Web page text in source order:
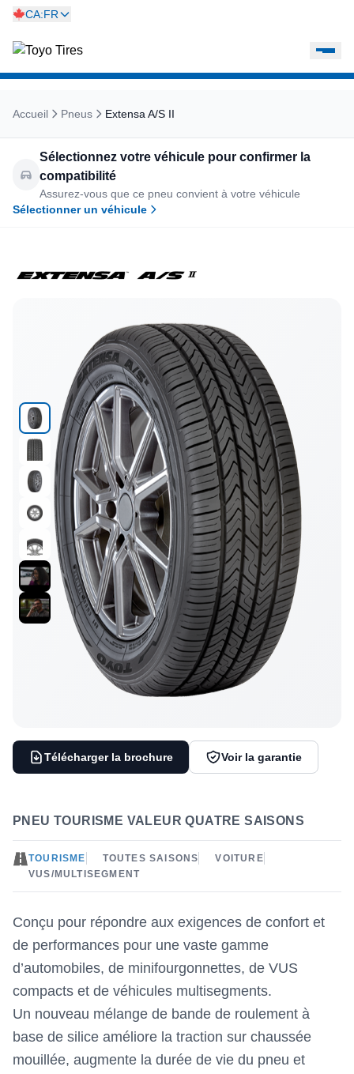
CA:FR
Accueil Pneus Extensa A/S II
Sélectionnez votre véhicule pour confirmer la
compatibilité
Assurez-vous que ce pneu convient à votre véhicule
Sélectionner un véhicule
Télécharger la brochure Voir la garantie
PNEU TOURISME VALEUR QUATRE SAISONS
TOURISME TOUTES SAISONS
VOITURE
VUS/MULTISEGMENT
Conçu pour répondre aux exigences de confort et
de performances pour une vaste gamme
d’automobiles, de minifourgonnettes, de VUS
compacts et de véhicules multisegments.
Un nouveau mélange de bande de roulement à
base de silice améliore la traction sur chaussée
mouillée, augmente la durée de vie du pneu et